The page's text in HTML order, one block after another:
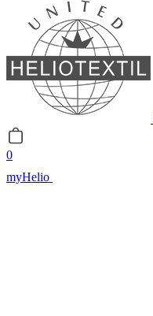
0
myHelio